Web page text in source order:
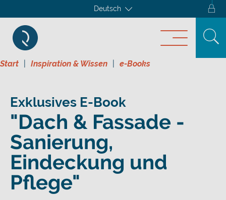
Deutsch
Start Inspiration & Wissen e-Books
Exklusives E-Book
"Dach & Fassade -
Sanierung,
Eindeckung und
Pflege"